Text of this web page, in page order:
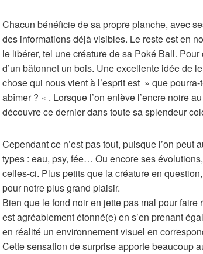
Chacun bénéficie de sa propre planche, avec
des informations déjà visibles. Le reste est en
le libérer, tel une créature de sa Poké Ball. Pour
d’un bâtonnet un bois. Une excellente idée de
chose qui nous vient à l’esprit est » que
abîmer ? « . Lorsque l’on enlève l’encre noire
découvre ce dernier dans toute sa splendeur
Cependant ce n’est pas tout, puisque l’on peut
types : eau, psy, fée… Ou encore ses
celles-ci. Plus petits que la créature en
pour notre plus grand plaisir.
Bien que le fond noir en jette pas mal pour faire
est agréablement étonné(e) en s’en prenant
en réalité un environnement visuel en
Cette sensation de surprise apporte beaucoup